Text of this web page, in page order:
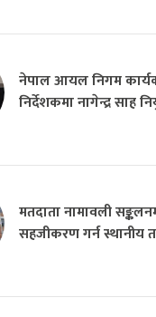
नेपाल आयल निगम
निर्देशकमा नागेन्द्र साह
मतदाता नामावली
सहजीकरण गर्न स्थानीय